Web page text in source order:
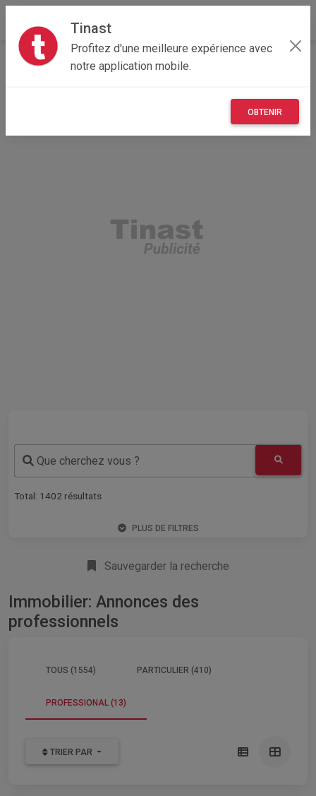
Tinast
Profitez d'une meilleure expérience avec
notre application mobile.
OBTENIR
Accueil Recherche Professionnel
Que cherchez vous ?
Total: 1402 résultats
PLUS DE FILTRES
Sauvegarder la recherche
Immobilier: Annonces des
professionnels
TOUS (1554) PARTICULIER (410)
PROFESSIONAL (13)
TRIER PAR